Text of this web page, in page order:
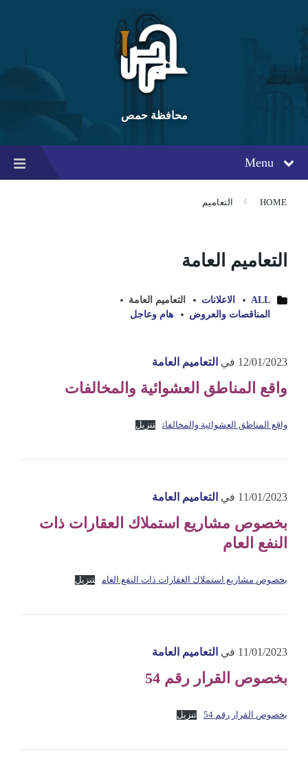
content
main
navigation
footer
محافظة حمص
Menu
HOME التعاميم
التعاميم العامة
ALL الاعلانات
التعاميم العامة
المناقصات والعروض
هام وعاجل
12/01/2023 في التعاميم العامة
واقع المناطق العشوائية والمخالفات
واقع المناطق العشوائية والمخالفات تنزيل
11/01/2023 في التعاميم العامة
بخصوص مشاريع استملاك العقارات ذات
النفع العام
بخصوص مشاريع استملاك العقارات ذات النفع العام تنزيل
11/01/2023 في التعاميم العامة
بخصوص القرار رقم 54
بخصوص القرار رقم 54 تنزيل